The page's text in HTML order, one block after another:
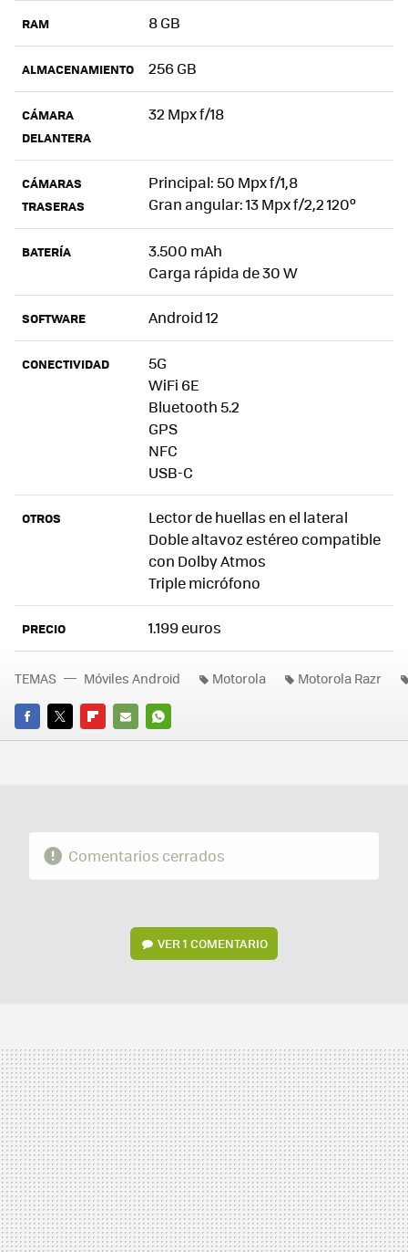
RAM 8 GB
ALMACENAMIENTO 256 GB
CÁMARA
DELANTERA
32 Mpx f/18
CÁMARAS
TRASERAS
Principal: 50 Mpx f/1,8
Gran angular: 13 Mpx f/2,2 120º
BATERÍA
3.500 mAh
Carga rápida de 30 W
SOFTWARE Android 12
CONECTIVIDAD
5G
WiFi 6E
Bluetooth 5.2
GPS
NFC
USB-C
OTROS
Lector de huellas en el lateral
Doble altavoz estéreo compatible
con Dolby Atmos
Triple micrófono
PRECIO 1.199 euros
FACEBOOK
TWITTERFLIPBOARD
E-
WHATSAPP
TEMAS Móviles Android Motorola Motorola Razr
Comentarios cerrados
VER1 COMENTARIO